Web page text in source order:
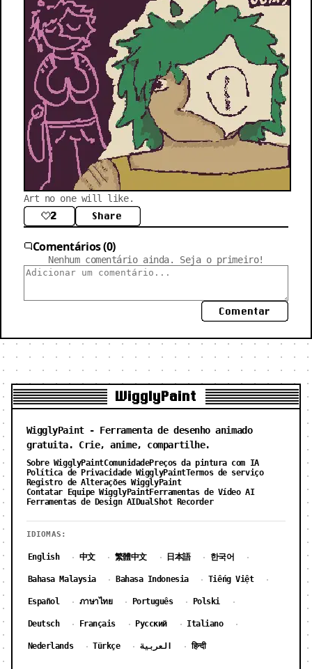
Art no one will like.
2 Share
Comentários (0)
Nenhum comentário ainda. Seja o primeiro!
Comentar
WigglyPaint
WigglyPaint - Ferramenta de desenho animado
gratuita. Crie, anime, compartilhe.
Sobre WigglyPaintComunidadePreços da pintura com IA
Política de Privacidade WigglyPaintTermos de serviço
Registro de Alterações WigglyPaint
Contatar Equipe WigglyPaintFerramentas de Vídeo AI
Ferramentas de Design AIDualShot Recorder
IDIOMAS:
English · 中文 · 繁體中文 · 日本語 · 한국어 ·
Bahasa Malaysia · Bahasa Indonesia · Tiếng Việt ·
Español · ภาษาไทย · Português · Polski ·
Deutsch · Français · Русский · Italiano ·
Nederlands · Türkçe · العربية · हिन्दी